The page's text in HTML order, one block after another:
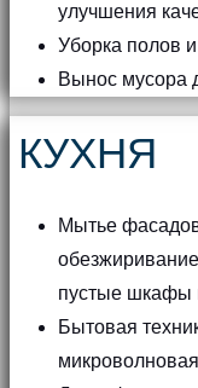
улучшения
Уборка полов
Вынос мусора
КУХНЯ
Мытье
пустые шкафы
Бытовая